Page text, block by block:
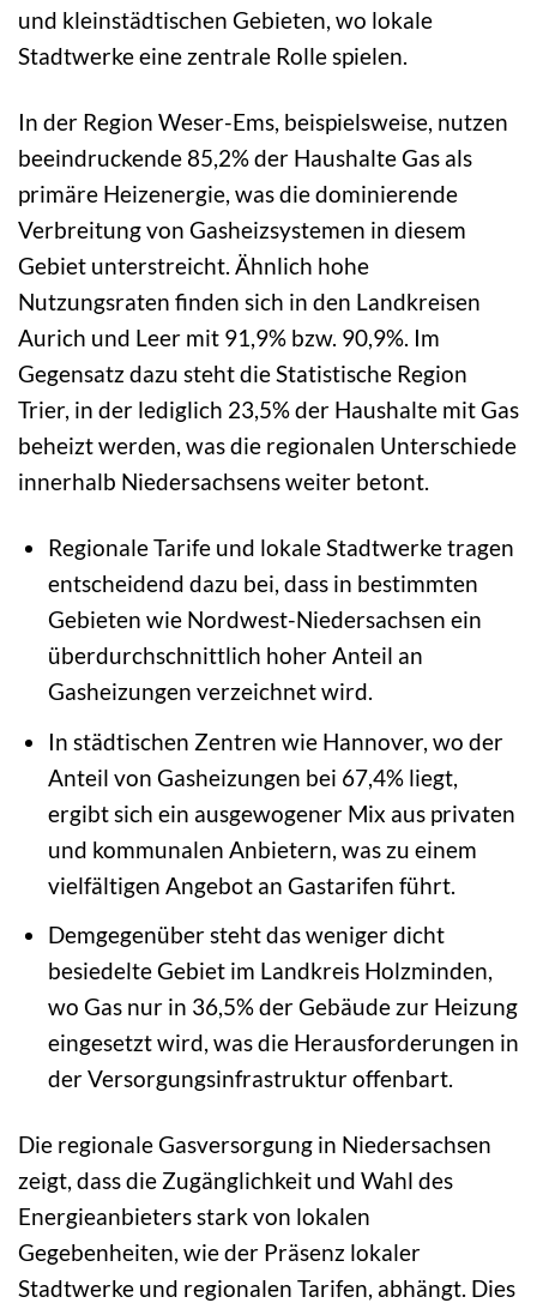
und kleinstädtischen Gebieten, wo lokale
Stadtwerke eine zentrale Rolle spielen.
In der Region Weser-Ems, beispielsweise, nutzen
beeindruckende 85,2% der Haushalte Gas als
primäre Heizenergie, was die dominierende
Verbreitung von Gasheizsystemen in diesem
Gebiet unterstreicht. Ähnlich hohe
Nutzungsraten finden sich in den Landkreisen
Aurich und Leer mit 91,9% bzw. 90,9%. Im
Gegensatz dazu steht die Statistische Region
Trier, in der lediglich 23,5% der Haushalte mit Gas
beheizt werden, was die regionalen Unterschiede
innerhalb Niedersachsens weiter betont.
Regionale Tarife und lokale Stadtwerke tragen
entscheidend dazu bei, dass in bestimmten
Gebieten wie Nordwest-Niedersachsen ein
überdurchschnittlich hoher Anteil an
Gasheizungen verzeichnet wird.
In städtischen Zentren wie Hannover, wo der
Anteil von Gasheizungen bei 67,4% liegt,
ergibt sich ein ausgewogener Mix aus privaten
und kommunalen Anbietern, was zu einem
vielfältigen Angebot an Gastarifen führt.
Demgegenüber steht das weniger dicht
besiedelte Gebiet im Landkreis Holzminden,
wo Gas nur in 36,5% der Gebäude zur Heizung
eingesetzt wird, was die Herausforderungen in
der Versorgungsinfrastruktur offenbart.
Die regionale Gasversorgung in Niedersachsen
zeigt, dass die Zugänglichkeit und Wahl des
Energieanbieters stark von lokalen
Gegebenheiten, wie der Präsenz lokaler
Stadtwerke und regionalen Tarifen, abhängt. Dies